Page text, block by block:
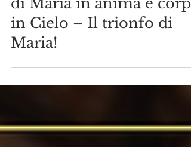
Araldi del Vangelo
16 ago 2024
Tempo di lettura: 8 min
Il dogma dell’Assunzione
di Maria in anima e